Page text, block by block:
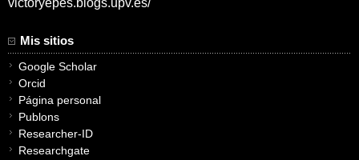
Mis sitios
Google Scholar
Orcid
Página personal
Publons
Researcher-ID
Researchgate